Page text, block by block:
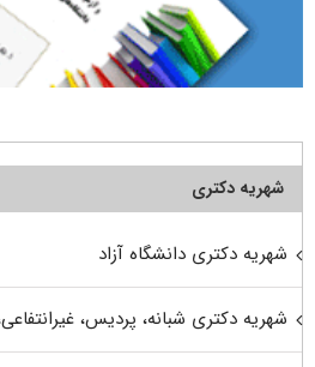
شهریه دکتری
شهریه دکتری دانشگاه آزاد
شهریه دکتری شبانه، پردیس،